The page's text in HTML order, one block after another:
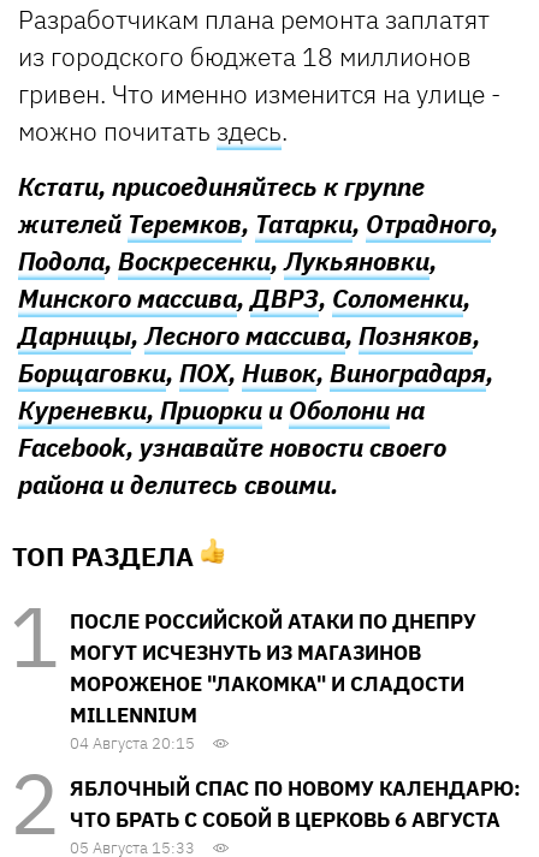
Разработчикам плана ремонта заплатят
из городского бюджета 18 миллионов
гривен. Что именно изменится на улице -
можно почитать здесь.
Кстати, присоединяйтесь к группе
жителей Теремков, Татарки, Отрадного,
Подола, Воскресенки,Лукьяновки,
Минского массива,ДВРЗ, Соломенки,
Дарницы,Лесного массива, Позняков,
Борщаговки, ПОХ, Нивок, Виноградаря,
Куреневки, Приоркии Оболонина
Facebook, узнавайте новости своего
района и делитесь своими.
ТОП РАЗДЕЛА
ПОСЛЕ РОССИЙСКОЙ АТАКИ ПО ДНЕПРУ
МОГУТ ИСЧЕЗНУТЬ ИЗ МАГАЗИНОВ
МОРОЖЕНОЕ "ЛАКОМКА" И СЛАДОСТИ
MILLENNIUM
04 Августа 20:15
ЯБЛОЧНЫЙ СПАС ПО НОВОМУ КАЛЕНДАРЮ:
ЧТО БРАТЬ С СОБОЙ В ЦЕРКОВЬ 6 АВГУСТА
05 Августа 15:33